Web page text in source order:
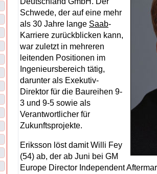
Schwede, der auf eine mehr
als 30 Jahre lange Saab-
Karriere zurückblicken kann,
war zuletzt in mehreren
leitenden Positionen im
Ingenieursbereich tätig,
darunter als Exekutiv-
Direktor für die Baureihen 9-
3 und 9-5 sowie als
Verantwortlicher für
Zukunftsprojekte.
Eriksson löst damit Willi Fey
(54) ab, der ab Juni bei GM
Europe Director Independent